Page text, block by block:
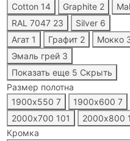
Cotton 14 Graphite 2
RAL 7047 23 Silver 6
Агат 1 Графит 2 Мокко
Эмаль грей 3
Показать еще 5 Скрыть
Размер полотна
1900х550 7 1900х600 7
2000х700 101 2000х800
Кромка